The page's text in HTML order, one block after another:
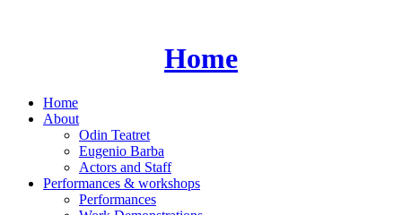
Home
Home
About
Odin Teatret
Eugenio Barba
Actors and Staff
Performances & workshops
Performances